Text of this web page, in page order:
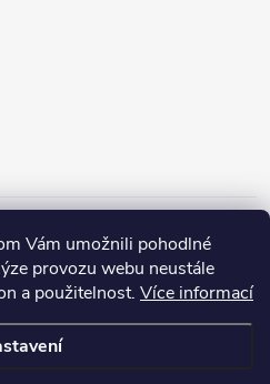
Vám umožnili pohodlné
provozu webu neustále
a použitelnost. Více informací